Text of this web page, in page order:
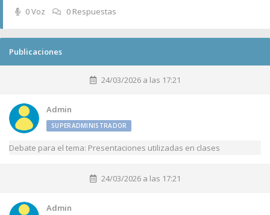
0 Voz
0 Respuestas
Publicaciones
24/03/2026 a las 17:21
Admin
SUPERADMINISTRADOR
Debate para el tema: Presentaciones utilizadas en clases
24/03/2026 a las 17:21
Admin